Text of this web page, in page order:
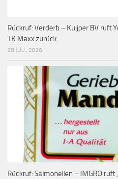
Rückruf: Verderb – Kuijper BV ruft
TK Maxx zurück
28 JULI, 2026
Rückruf: Salmonellen – IMGRO